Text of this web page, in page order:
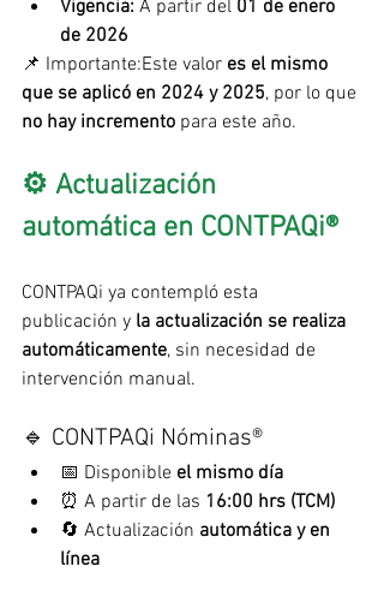
Vigencia: A partir del 01 de enero
de 2026
📌 Importante:Este valor es el mismo
que se aplicó en 2024 y 2025, por lo que
no hay incremento para este año.
⚙️ Actualización
automática en CONTPAQi®
CONTPAQi ya contempló esta
publicación y la actualización se realiza
automáticamente, sin necesidad de
intervención manual.
🔹 CONTPAQi Nóminas®
📅 Disponible el mismo día
⏰ A partir de las 16:00 hrs (TCM)
🔄 Actualización automática y en
línea